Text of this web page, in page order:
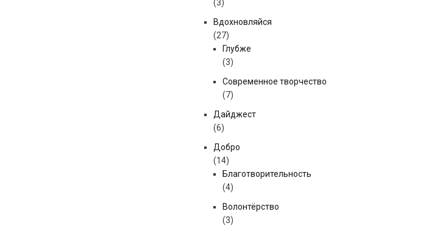
(3)
Вдохновляйся
(27)
Глубже
(3)
Современное творчество
(7)
Дайджест
(6)
Добро
(14)
Благотворительность
(4)
Волонтёрство
(3)